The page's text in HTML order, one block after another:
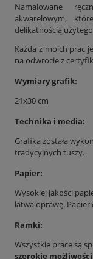
Namalowane
akwarelowym,
delikatnością
Każda z moich prac
na odwrocie z
Wymiary grafik:
21x30 cm
Technika i media:
Grafika została
tradycyjnych tuszy.
Papier:
Wysokiej jakości
łatwa oprawę.
Ramki:
Wszystkie prace są
szerokie